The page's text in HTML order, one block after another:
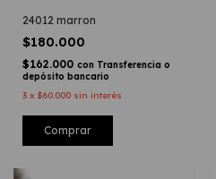
24012 marron
$180.000
$162.000 con Transferencia o
depósito bancario
3 x $60.000 sin interés
Comprar